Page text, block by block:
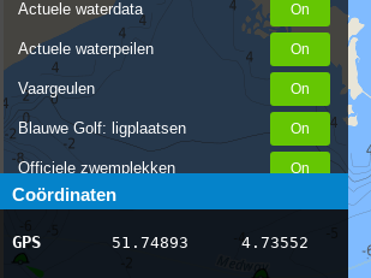
Actuele waterdata
Actuele waterpeilen
Vaargeulen
Blauwe Golf: ligplaatsen
Officiele zwemplekken
Stremmingen/hinder
AIS scheepsposities
Coördinaten
GPS 51.74893 4.73552